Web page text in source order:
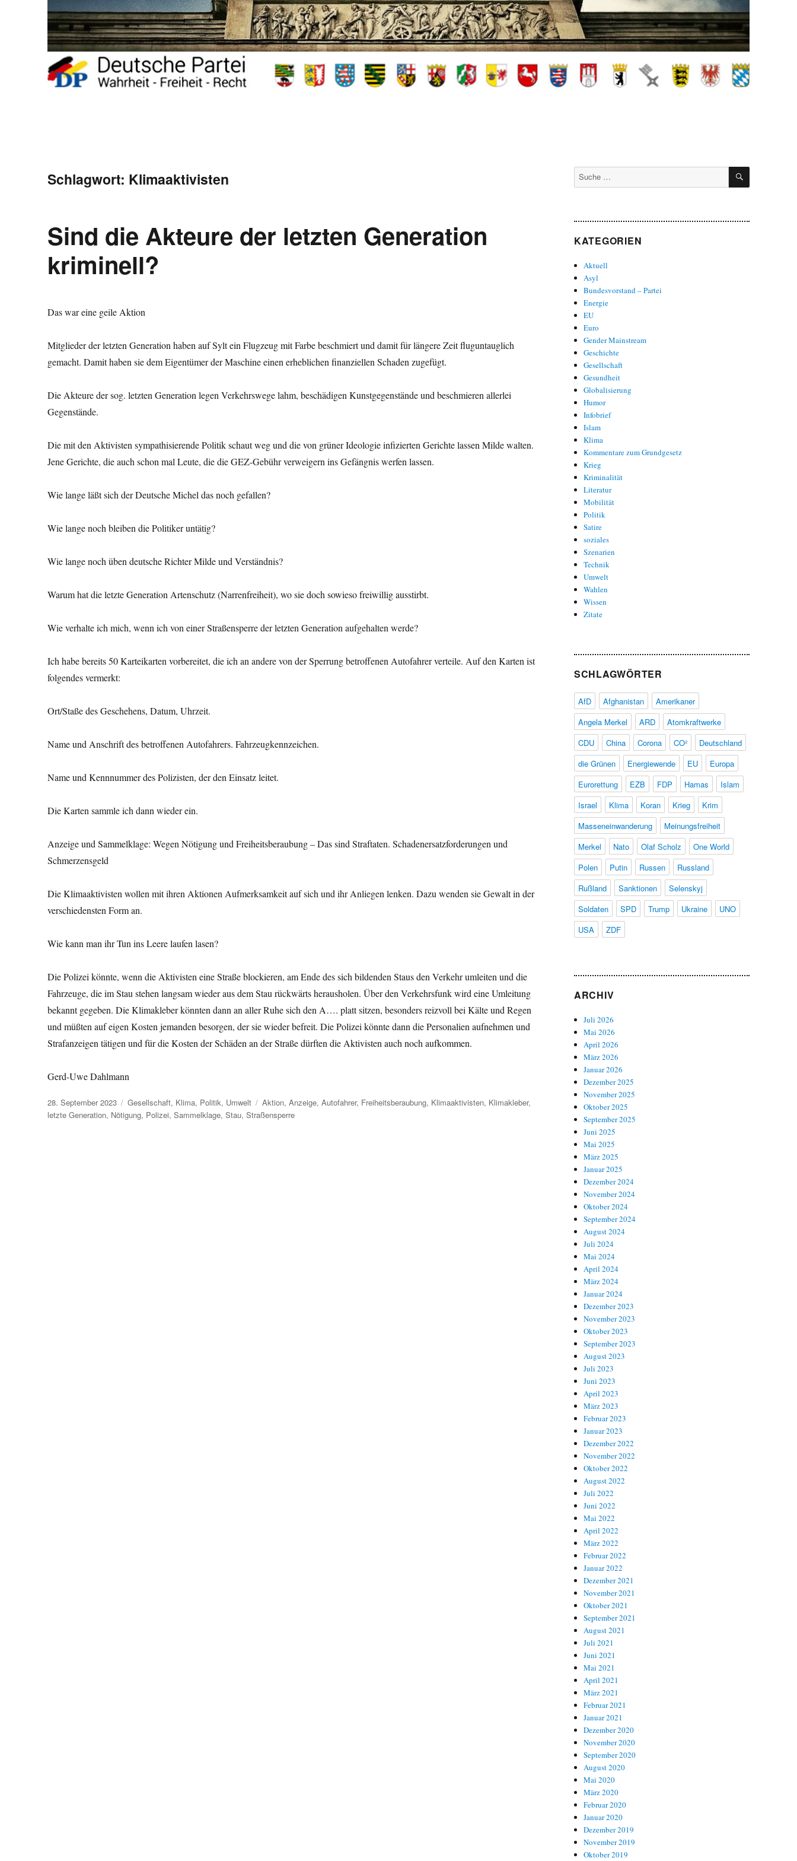
Schlagwort: Klimaaktivisten
Sind die Akteure der letzten Generation
kriminell?
Das war eine geile Aktion
Mitglieder der letzten Generation haben auf Sylt ein Flugzeug mit Farbe beschmiert und damit für längere Zeit fluguntauglich
gemacht. Damit haben sie dem Eigentümer der Maschine einen erheblichen finanziellen Schaden zugefügt.
Die Akteure der sog. letzten Generation legen Verkehrswege lahm, beschädigen Kunstgegenstände und beschmieren allerlei
Gegenstände.
Die mit den Aktivisten sympathisierende Politik schaut weg und die von grüner Ideologie infizierten Gerichte lassen Milde walten.
Jene Gerichte, die auch schon mal Leute, die die GEZ-Gebühr verweigern ins Gefängnis werfen lassen.
Wie lange läßt sich der Deutsche Michel das noch gefallen?
Wie lange noch bleiben die Politiker untätig?
Wie lange noch üben deutsche Richter Milde und Verständnis?
Warum hat die letzte Generation Artenschutz (Narrenfreiheit), wo sie doch sowieso freiwillig ausstirbt.
Wie verhalte ich mich, wenn ich von einer Straßensperre der letzten Generation aufgehalten werde?
Ich habe bereits 50 Karteikarten vorbereitet, die ich an andere von der Sperrung betroffenen Autofahrer verteile. Auf den Karten ist
folgendes vermerkt:
Ort/Staße des Geschehens, Datum, Uhrzeit.
Name und Anschrift des betroffenen Autofahrers. Fahrzeugkennzeichen.
Name und Kennnummer des Polizisten, der den Einsatz leitet.
Die Karten sammle ich dann wieder ein.
Anzeige und Sammelklage: Wegen Nötigung und Freiheitsberaubung – Das sind Straftaten. Schadenersatzforderungen und
Schmerzensgeld
Die Klimaaktivisten wollen mit ihren Aktionen Aufmerksamkeit auf sich und ihr Anliegen lenken. Dazu wenden sie Gewalt in der
verschiedensten Form an.
Wie kann man ihr Tun ins Leere laufen lasen?
Die Polizei könnte, wenn die Aktivisten eine Straße blockieren, am Ende des sich bildenden Staus den Verkehr umleiten und die
Fahrzeuge, die im Stau stehen langsam wieder aus dem Stau rückwärts herausholen. Über den Verkehrsfunk wird eine Umleitung
bekannt gegeben. Die Klimakleber könnten dann an aller Ruhe sich den A…. platt sitzen, besonders reizvoll bei Kälte und Regen
und müßten auf eigen Kosten jemanden besorgen, der sie wieder befreit. Die Polizei könnte dann die Personalien aufnehmen und
Strafanzeigen tätigen und für die Kosten der Schäden an der Straße dürften die Aktivisten auch noch aufkommen.
Gerd-Uwe Dahlmann
Veröffentlicht
am
28. September 2023 Kategorien
Gesellschaft, Klima, Politik, Umwelt Schlagwörter
Aktion,Anzeige,Autofahrer, Freiheitsberaubung, Klimaaktivisten, Klimakleber,
letzte Generation, Nötigung, Polizei,Sammelklage,Stau,Straßensperre
Suche
nach:
SUCHEN
KATEGORIEN
Aktuell
Asyl
Bundesvorstand – Partei
Energie
EU
Euro
Gender Mainstream
Geschichte
Gesellschaft
Gesundheit
Globalisierung
Humor
Infobrief
Islam
Klima
Kommentare zum Grundgesetz
Krieg
Kriminalität
Literatur
Mobilität
Politik
Satire
soziales
Szenarien
Technik
Umwelt
Wahlen
Wissen
Zitate
SCHLAGWÖRTER
AfD Afghanistan
Amerikaner
Angela Merkel
ARD
Atomkraftwerke
CDU
China Corona CO²
Deutschland
die Grünen
Energiewende EU
Europa
Eurorettung
EZB FDP Hamas
Islam
Israel
Klima Koran Krieg
Krim
Masseneinwanderung
Meinungsfreiheit
Merkel
Nato Olaf Scholz
One World
Polen
Putin Russen
Russland
Rußland
Sanktionen
Selenskyj
Soldaten
SPD Trump Ukraine
UNO
USA
ZDF
ARCHIV
Juli 2026
Mai 2026
April 2026
März 2026
Januar 2026
Dezember 2025
November 2025
Oktober 2025
September 2025
Juni 2025
Mai 2025
März 2025
Januar 2025
Dezember 2024
November 2024
Oktober 2024
September 2024
August 2024
Juli 2024
Mai 2024
April 2024
März 2024
Januar 2024
Dezember 2023
November 2023
Oktober 2023
September 2023
August 2023
Juli 2023
Juni 2023
April 2023
März 2023
Februar 2023
Januar 2023
Dezember 2022
November 2022
Oktober 2022
August 2022
Juli 2022
Juni 2022
Mai 2022
April 2022
März 2022
Februar 2022
Januar 2022
Dezember 2021
November 2021
Oktober 2021
September 2021
August 2021
Juli 2021
Juni 2021
Mai 2021
April 2021
März 2021
Februar 2021
Januar 2021
Dezember 2020
November 2020
September 2020
August 2020
Mai 2020
März 2020
Februar 2020
Januar 2020
Dezember 2019
November 2019
Oktober 2019